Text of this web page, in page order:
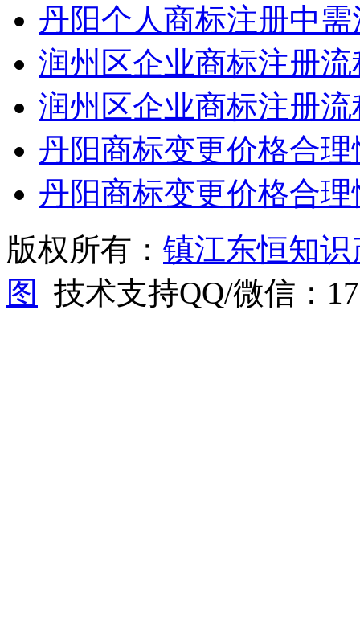
丹阳个人商标注册中
润州区企业商标注册
润州区企业商标注册
丹阳商标变更价格合
丹阳商标变更价格合
版权所有： 镇江东恒知
图
技术支持QQ/微信：